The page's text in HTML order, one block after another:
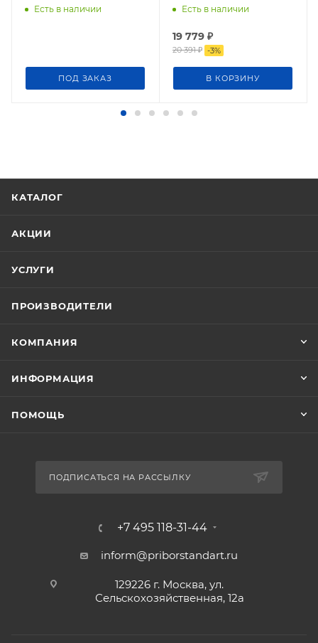
Есть в наличии
ПОД ЗАКАЗ
Есть в наличии
19 779 ₽
20 391₽ -3%
В КОРЗИНУ
КАТАЛОГ
АКЦИИ
УСЛУГИ
ПРОИЗВОДИТЕЛИ
КОМПАНИЯ
ИНФОРМАЦИЯ
ПОМОЩЬ
ПОДПИСАТЬСЯ НА РАССЫЛКУ
+7 495 118-31-44
inform@priborstandart.ru
129226 г. Москва, ул.
Сельскохозяйственная, 12а